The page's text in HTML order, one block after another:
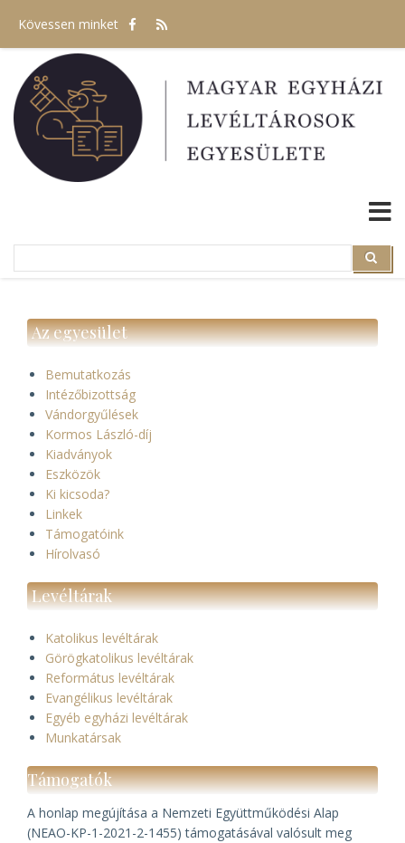
tartalomra
Kövessen minket
Search
Az egyesület
Bemutatkozás
Intézőbizottság
Vándorgyűlések
Kormos László-díj
Kiadványok
Eszközök
Ki kicsoda?
Linkek
Támogatóink
Hírolvasó
Levéltárak
Katolikus levéltárak
Görögkatolikus levéltárak
Református levéltárak
Evangélikus levéltárak
Egyéb egyházi levéltárak
Munkatársak
Támogatók
A honlap megújítása a Nemzeti Együttműködési Alap
(NEAO-KP-1-2021-2-1455) támogatásával valósult meg